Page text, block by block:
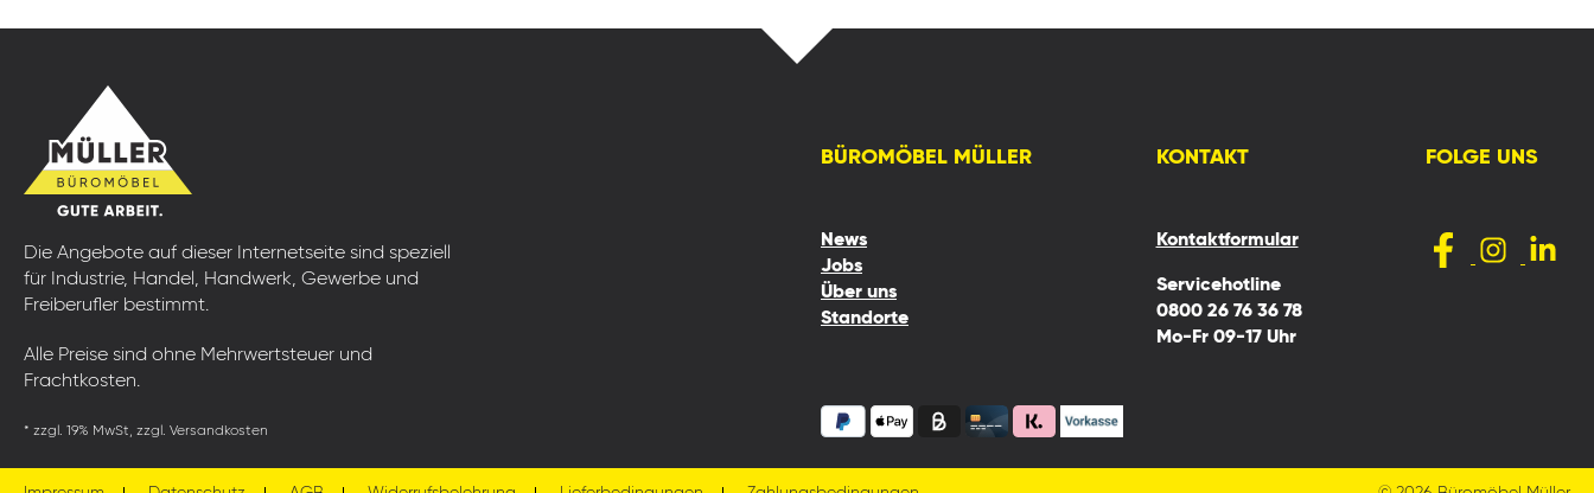
Die Angebote auf dieser Internetseite sind speziell
für Industrie, Handel, Handwerk, Gewerbe und
Freiberufler bestimmt.
Alle Preise sind ohne Mehrwertsteuer und
Frachtkosten.
* zzgl. 19% MwSt, zzgl. Versandkosten
BÜROMÖBEL MÜLLER
News
Jobs
Über uns
Standorte
KONTAKT
Kontaktformular
Servicehotline
0800 26 76 36 78
Mo-Fr 09-17 Uhr
FOLGE UNS